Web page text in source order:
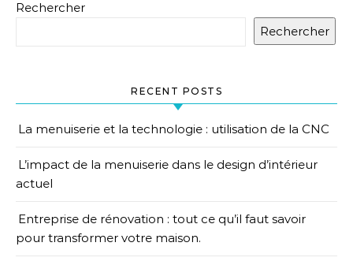
Rechercher
Rechercher
RECENT POSTS
La menuiserie et la technologie : utilisation de la CNC
L’impact de la menuiserie dans le design d’intérieur
actuel
Entreprise de rénovation : tout ce qu’il faut savoir
pour transformer votre maison.